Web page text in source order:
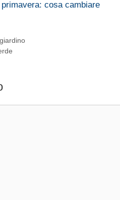
cosa cambiare